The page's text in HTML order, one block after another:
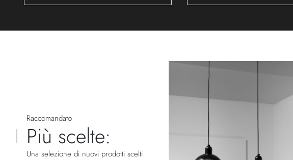
Raccomandato
Più scelte:
Una selezione di nuovi prodotti scelti